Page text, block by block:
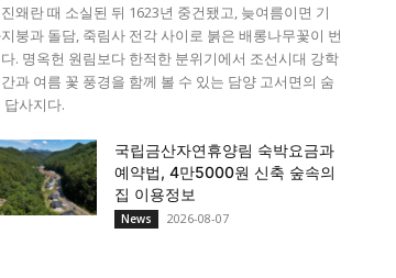
왜란 때 소실된 뒤 1623년 중건됐고, 늦여름이면 기
붕과 돌담, 죽림사 전각 사이로 붉은 배롱나무꽃이 번
. 명옥헌 원림보다 한적한 분위기에서 조선시대 강학
과 여름 꽃 풍경을 함께 볼 수 있는 담양 고서면의 숨
답사지다.
국립금산자연휴양림 숙박요금과
예약법, 4만5000원 신축 숲속의
집 이용정보
News 2026-08-07